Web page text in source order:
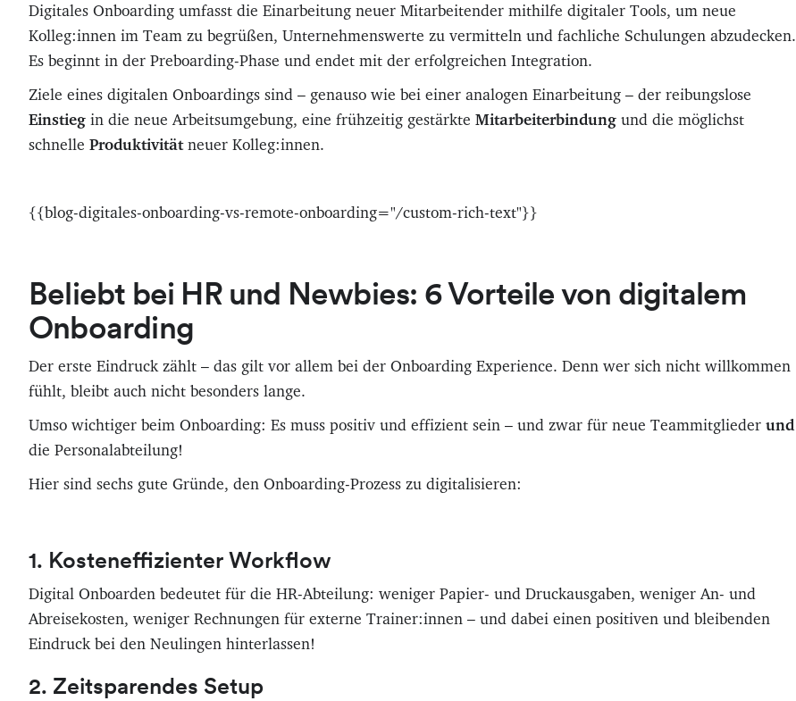
Digitales Onboarding umfasst die Einarbeitung neuer Mitarbeitender mithilfe digitaler Tools, um neue
Kolleg:innen im Team zu begrüßen, Unternehmenswerte zu vermitteln und fachliche Schulungen abzudecken.
Es beginnt in der Preboarding-Phase und endet mit der erfolgreichen Integration.
Ziele eines digitalen Onboardings sind – genauso wie bei einer analogen Einarbeitung – der reibungslose
Einstieg in die neue Arbeitsumgebung, eine frühzeitig gestärkte Mitarbeiterbindung und die möglichst
schnelle Produktivitätneuer Kolleg:innen.
{{blog-digitales-onboarding-vs-remote-onboarding="/custom-rich-text"}}
Beliebt bei HR und Newbies: 6 Vorteile von digitalem
Onboarding
Der erste Eindruck zählt – das gilt vor allem bei der Onboarding Experience. Denn wer sich nicht willkommen
fühlt, bleibt auch nicht besonders lange.
Umso wichtiger beim Onboarding: Es muss positiv und effizient sein – und zwar für neue Teammitglieder und
die Personalabteilung!
Hier sind sechs gute Gründe, den Onboarding-Prozess zu digitalisieren:
1. Kosteneffizienter Workflow
Digital Onboarden bedeutet für die HR-Abteilung: weniger Papier- und Druckausgaben, weniger An- und
Abreisekosten, weniger Rechnungen für externe Trainer:innen – und dabei einen positiven und bleibenden
Eindruck bei den Neulingen hinterlassen!
2. Zeitsparendes Setup